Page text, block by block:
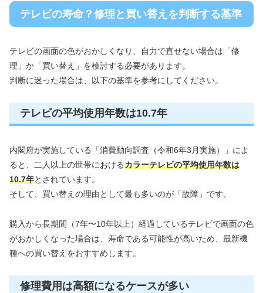
テレビの寿命？修理と買い替えを判断する基準
テレビの画面の色がおかしくなり、自力で直せない場合は「修
理」か「買い替え」を検討する必要があります。
判断に迷った場合は、以下の基準を参考にしてください。
テレビの平均使用年数は10.7年
内閣府が実施している「消費動向調査（令和6年3月実施）」によ
ると、二人以上の世帯におけるカラーテレビの平均使用年数は
10.7年とされています。
そして、買い替えの理由として最も多いのが「故障」です。
購入から長期間（7年〜10年以上）経過しているテレビで画面の色
がおかしくなった場合は、寿命である可能性が高いため、最新機
種への買い替えをおすすめします。
修理費用は高額になるケースが多い